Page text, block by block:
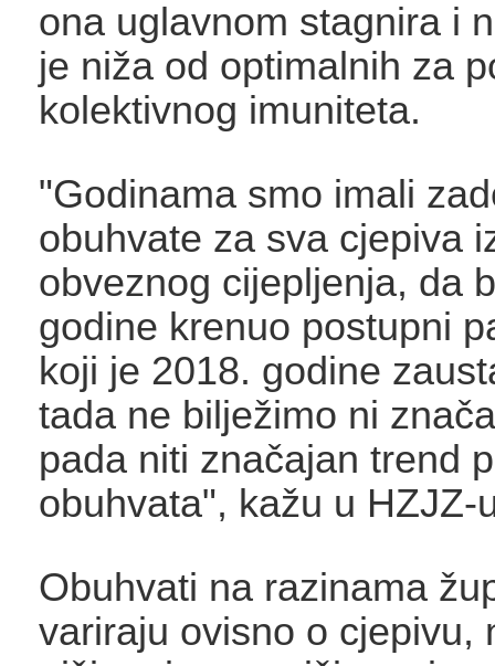
ona uglavnom stagnira i
je niža od optimalnih za
kolektivnog imuniteta.
"Godinama smo imali
obuhvate za sva cjepiva
obveznog cijepljenja, da
godine krenuo postupni
koji je 2018. godine
tada ne bilježimo ni
pada niti značajan trend
obuhvata", kažu u
Obuhvati na razinama
variraju ovisno o cjepivu,